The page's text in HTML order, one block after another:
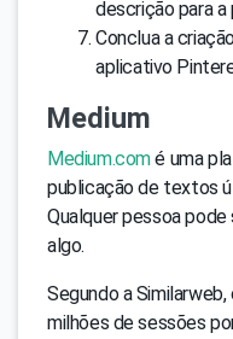
descrição para a
Conclua a
aplicativo
Medium
Medium.comé uma
publicação de textos
Qualquer pessoa
algo.
Segundo a
milhões de sessões